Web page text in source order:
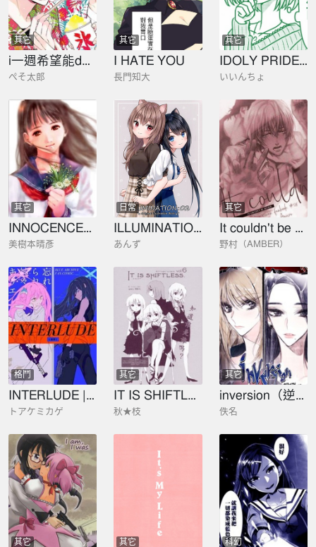
其它
i一週希望能do七次
ぺそ太郎
其它
I HATE YOU
長門知大
其它
IDOLY PRIDE 偶像榮耀同人四格
いいんちょ
其它
INNOCENCE：美樹本晴彥畫集
美樹本晴彥
日常
ILLUMINATION
あんず
其它
It couldn't be better
野村（AMBER）
格鬥
INTERLUDE | 幕間
トアケミカゲ
其它
IT IS SHIFTLESS
秋★枝
其它
inversion（逆轉）
佚名
其它 其它 科幻